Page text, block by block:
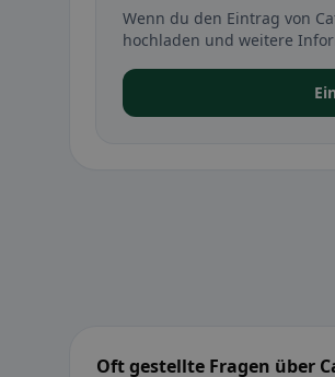
Wenn du den Eintrag von
hochladen und weitere
Oft gestellte Fragen über